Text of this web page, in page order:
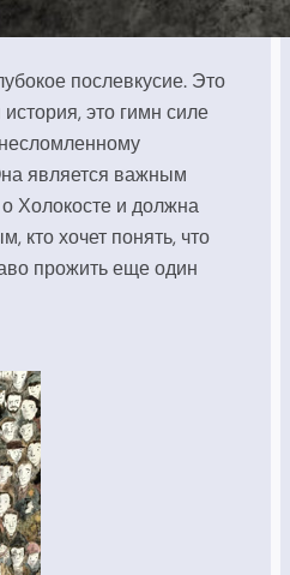
послевкусие. Это
это гимн силе
является важным
Холокосте и должна
кто хочет понять, что
прожить еще один